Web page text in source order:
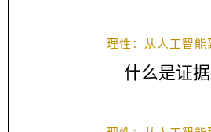
理性：从人工智能
什么是证据